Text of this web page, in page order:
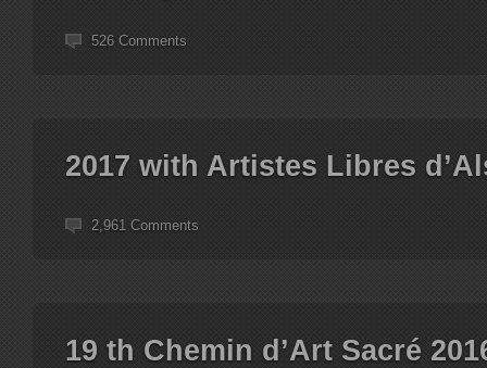
526 Comments
2017 with Artistes Libres
2,961 Comments
19 th Chemin d’Art Sacré